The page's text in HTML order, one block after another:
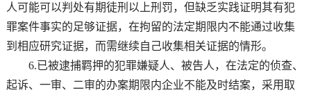
人可能可以判处有期徒刑以上刑罚，但缺乏实践证明其有犯
罪案件事实的足够证据，在拘留的法定期限内不能通过收集
到相应研究证据，而需继续自己收集相关证据的情形。
6.已被逮捕羁押的犯罪嫌疑人、被告人，在法定的侦查、
起诉、一审、二审的办案期限内企业不能及时结案，采用取